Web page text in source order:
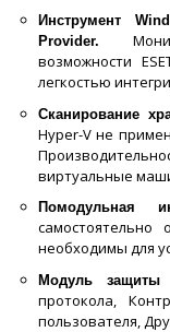
Инструмент
Provider.
возможности
легкостью
Сканирование
Hyper-V не
виртуальные
Помодульная
необходимы для
Модуль защиты
протокола,
пользователя,